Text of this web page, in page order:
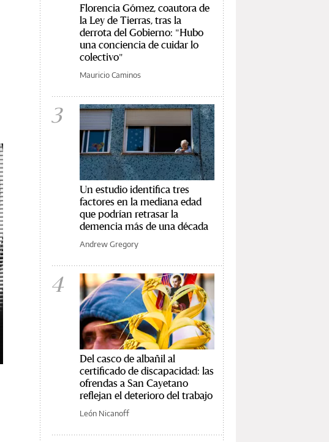
Florencia Gómez, coautora de
la Ley de Tierras, tras la
derrota del Gobierno: "Hubo
una conciencia de cuidar lo
colectivo"
Mauricio Caminos
3
Un estudio identifica tres
factores en la mediana edad
que podrían retrasar la
demencia más de una década
Andrew Gregory
4
Del casco de albañil al
certificado de discapacidad: las
ofrendas a San Cayetano
reflejan el deterioro del trabajo
León Nicanoff